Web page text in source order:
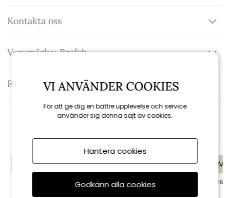
Kontakta oss
Varumärke: Brafab
Recensioner
KAMPANJ KAMPANJ
till 16/8 till 16/8
VI ANVÄNDER COOKIES
För att ge dig en bättre upplevelse och service
använder sig denna sajt av cookies.
Hantera cookies
Godkänn alla cookies